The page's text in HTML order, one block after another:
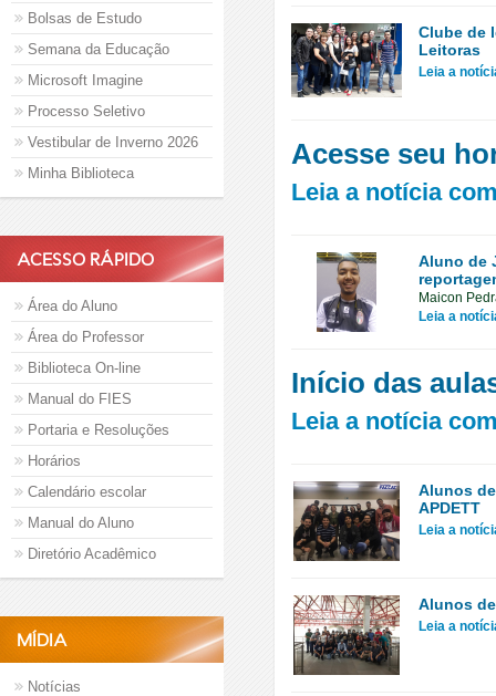
Bolsas de Estudo
Semana da Educação
Microsoft Imagine
Processo Seletivo
Vestibular de Inverno 2026
Minha Biblioteca
ACESSO RÁPIDO
Área do Aluno
Área do Professor
Biblioteca On-line
Manual do FIES
Portaria e Resoluções
Horários
Calendário escolar
Manual do Aluno
Diretório Acadêmico
MÍDIA
Notícias
Clube de
Leitoras
Leia a
Acesse seu
Leia a notícia
Aluno de
Maicon
Leia a
Início das
Leia a notícia
Alunos
APDETT
Leia a
Alunos
Leia a